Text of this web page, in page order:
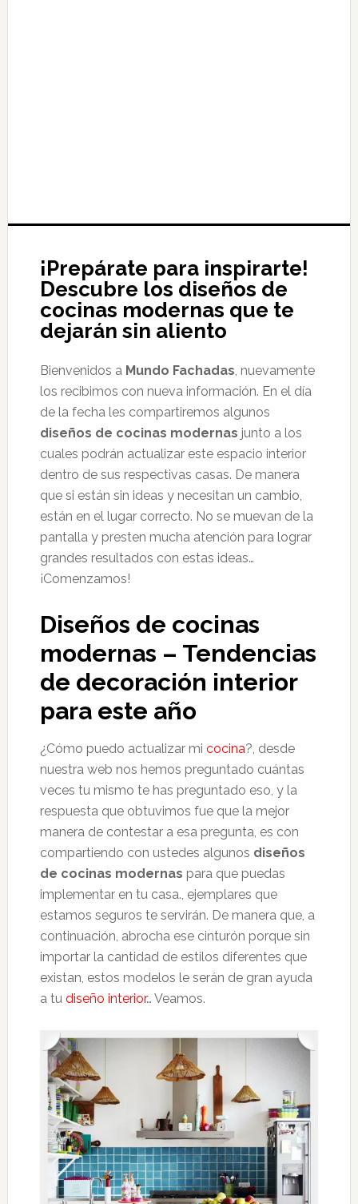
¡Prepárate para inspirarte!
Descubre los diseños de
cocinas modernas que te
dejarán sin aliento
Bienvenidos a Mundo Fachadas, nuevamente
los recibimos con nueva información. En el día
de la fecha les compartiremos algunos
diseños de cocinas modernas junto a los
cuales podrán actualizar este espacio interior
dentro de sus respectivas casas. De manera
que si están sin ideas y necesitan un cambio,
están en el lugar correcto. No se muevan de la
pantalla y presten mucha atención para lograr
grandes resultados con estas ideas…
¡Comenzamos!
Diseños de cocinas
modernas – Tendencias
de decoración interior
para este año
¿Cómo puedo actualizar mi cocina?, desde
nuestra web nos hemos preguntado cuántas
veces tu mismo te has preguntado eso, y la
respuesta que obtuvimos fue que la mejor
manera de contestar a esa pregunta, es con
compartiendo con ustedes algunos diseños
de cocinas modernas para que puedas
implementar en tu casa., ejemplares que
estamos seguros te servirán. De manera que, a
continuación, abrocha ese cinturón porque sin
importar la cantidad de estilos diferentes que
existan, estos modelos le serán de gran ayuda
a tu diseño interior… Veamos.